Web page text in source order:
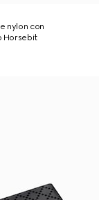
nylon con
Horsebit